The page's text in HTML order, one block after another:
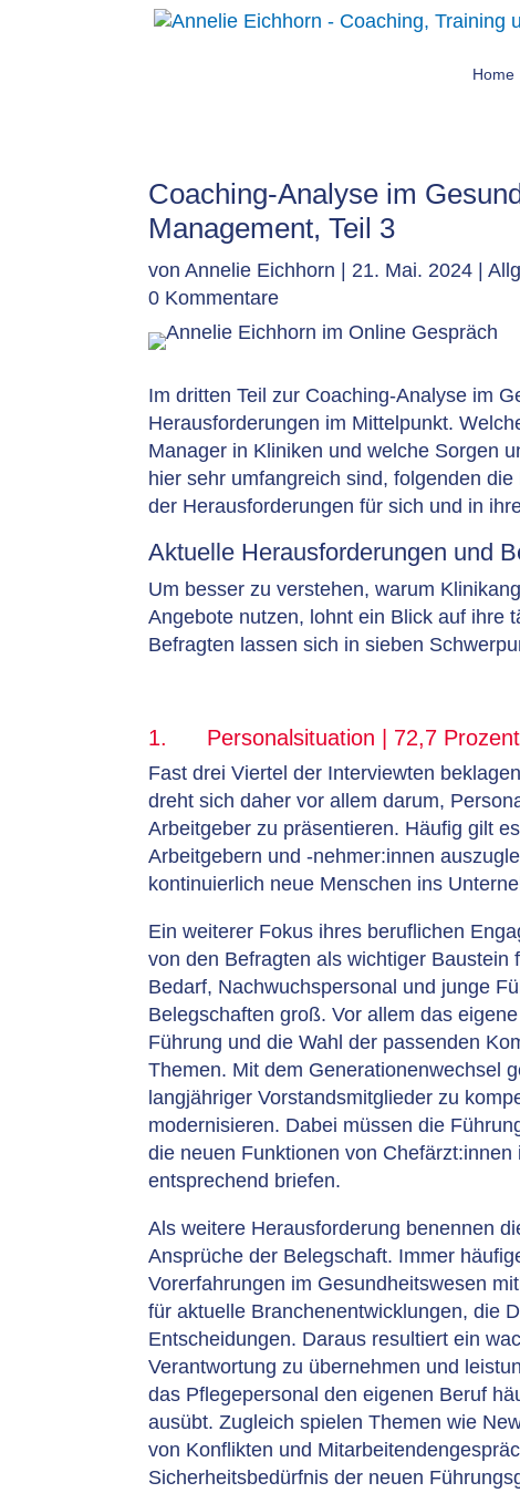
Home
Coaching-Analyse im
Management, Teil 3
vonAnnelie Eichhorn | 21. Mai. 2024 |
0 Kommentare
Im dritten Teil zur Coaching-Analyse im
Herausforderungen im Mittelpunkt.
Manager in Kliniken und welche Sorgen
hier sehr umfangreich sind, folgenden
der Herausforderungen für sich und in
Aktuelle Herausforderungen und
Um besser zu verstehen, warum
Angebote nutzen, lohnt ein Blick auf ihre
Befragten lassen sich in sieben
1. Personalsituation | 72,7 Prozent
Fast drei Viertel der Interviewten
dreht sich daher vor allem darum,
Arbeitgeber zu präsentieren. Häufig gilt
Arbeitgebern und -nehmer:innen
kontinuierlich neue Menschen ins
Ein weiterer Fokus ihres beruflichen
von den Befragten als wichtiger
Bedarf, Nachwuchspersonal und junge
Belegschaften groß. Vor allem das
Führung und die Wahl der passenden
Themen. Mit dem Generationenwechsel
langjähriger Vorstandsmitglieder zu
modernisieren. Dabei müssen die
die neuen Funktionen von
entsprechend briefen.
Als weitere Herausforderung benennen
Ansprüche der Belegschaft. Immer
Vorerfahrungen im Gesundheitswesen
für aktuelle Branchenentwicklungen, die
Entscheidungen. Daraus resultiert ein
Verantwortung zu übernehmen und
das Pflegepersonal den eigenen Beruf
ausübt. Zugleich spielen Themen wie
von Konflikten und
Sicherheitsbedürfnis der neuen